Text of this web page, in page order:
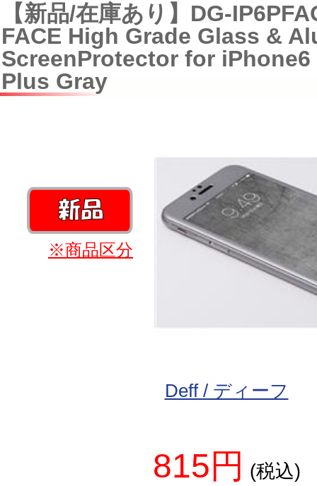
【新品/在庫あり】DG-
FACE High Grade Glass &
ScreenProtector for iPhone6
Plus Gray
※商品区分
Deff / ディーフ
815円 (税込)